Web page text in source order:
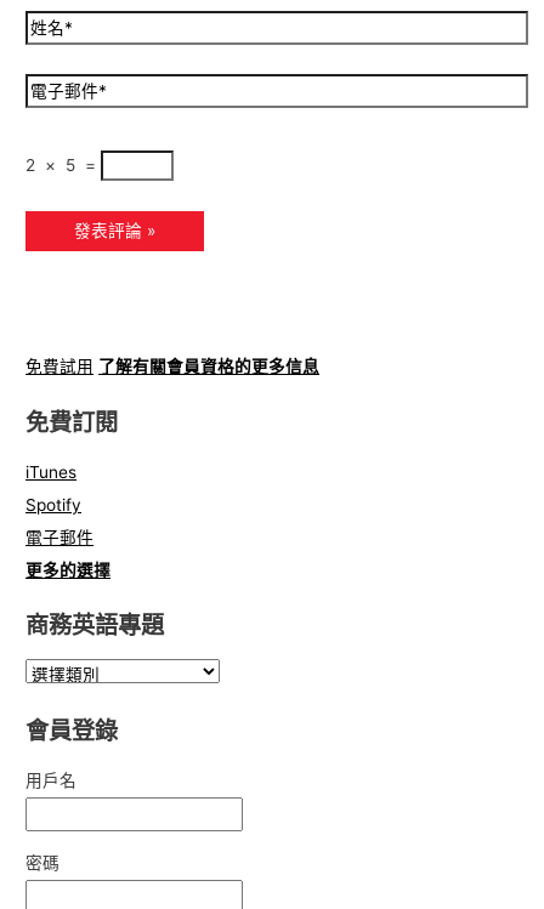
2 × 5 =
免費試用 了解有關會員資格的更多信息
免費訂閱
iTunes
Spotify
電子郵件
更多的選擇
商務英語專題
會員登錄
用戶名
密碼